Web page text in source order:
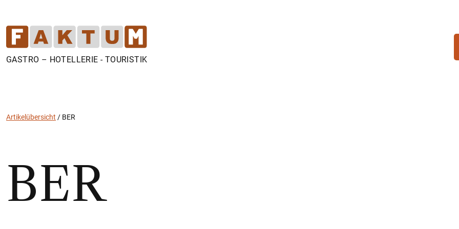
GASTRO – HOTELLERIE - TOURISTIK
Artikelübersicht / BER
BER